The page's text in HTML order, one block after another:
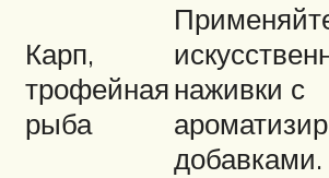
Карп,
трофейная
рыба
наживки с
добавками.